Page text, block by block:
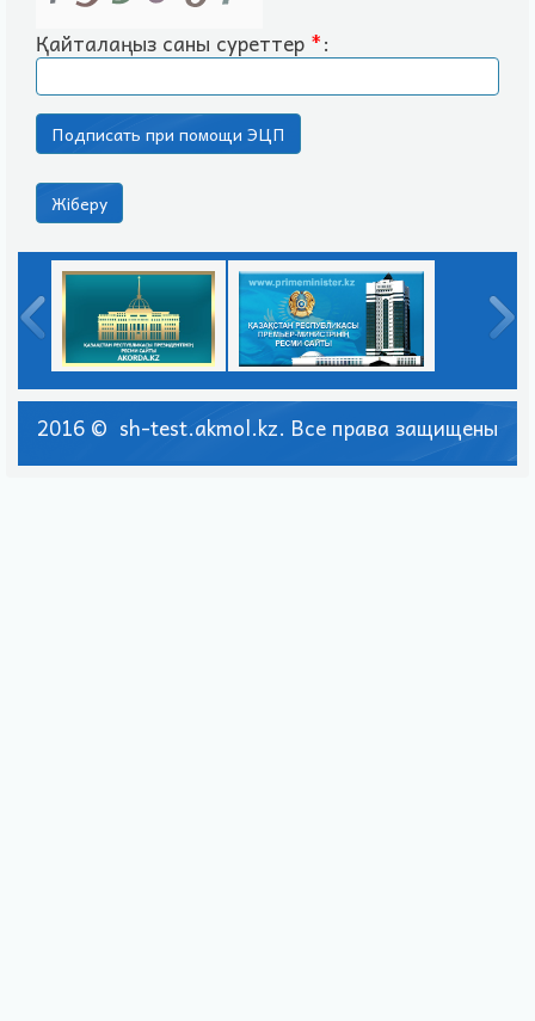
Қайталаңыз саны суреттер *:
2016 © sh-test.akmol.kz. Все права защищены